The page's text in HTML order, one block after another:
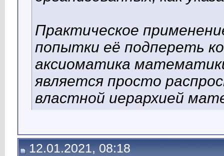
Практическое
попытки её подпереть
аксиоматика
является просто
властной иерархией
12.01.2021, 08:18